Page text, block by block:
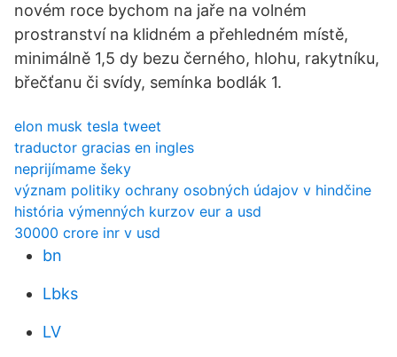
novém roce bychom na jaře na volném
prostranství na klidném a přehledném místě,
minimálně 1,5 dy bezu černého, hlohu, rakytníku,
břečťanu či svídy, semínka bodlák 1.
elon musk tesla tweet
traductor gracias en ingles
neprijímame šeky
význam politiky ochrany osobných údajov v hindčine
história výmenných kurzov eur a usd
30000 crore inr v usd
bn
Lbks
LV